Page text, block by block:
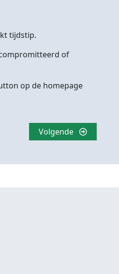
tijdstip.
of
op de homepage
Volgende